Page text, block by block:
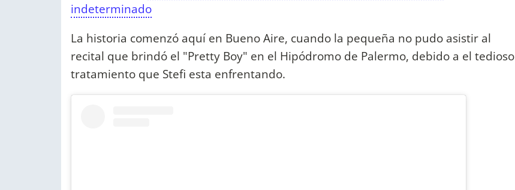
indeterminado
La historia comenzó aquí en Bueno Aire, cuando la pequeña no pudo asistir al
recital que brindó el "Pretty Boy" en el Hipódromo de Palermo, debido a el tedioso
tratamiento que Stefi esta enfrentando.